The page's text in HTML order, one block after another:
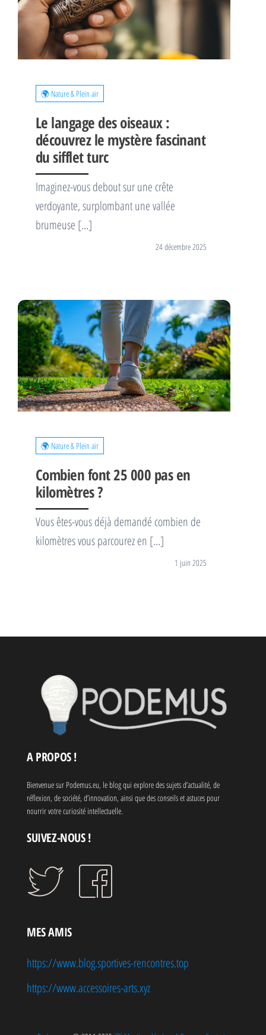
🌍 Nature & Plein air
Le langage des oiseaux :
découvrez le mystère fascinant
du sifflet turc
Imaginez-vous debout sur une crête
verdoyante, surplombant une vallée
brumeuse […]
24 décembre 2025
🌍 Nature & Plein air
Combien font 25 000 pas en
kilomètres ?
Vous êtes-vous déjà demandé combien de
kilomètres vous parcourez en […]
1 juin 2025
A PROPOS !
Bienvenue sur Podemus.eu, le blog qui explore des sujets d’actualité, de
réflexion, de société, d’innovation, ainsi que des conseils et astuces pour
nourrir votre curiosité intellectuelle.
SUIVEZ-NOUS !
MES AMIS
https://www.blog.sportives-rencontres.top
https://www.accessoires-arts.xyz